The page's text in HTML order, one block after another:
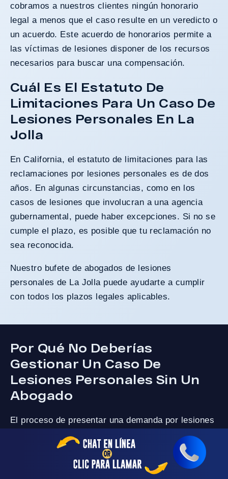
cobramos a nuestros clientes ningún honorario
legal a menos que el caso resulte en un veredicto o
un acuerdo. Este acuerdo de honorarios permite a
las víctimas de lesiones disponer de los recursos
necesarios para buscar una compensación.
Cuál Es El Estatuto De
Limitaciones Para Un Caso De
Lesiones Personales En La
Jolla
En California, el estatuto de limitaciones para las
reclamaciones por lesiones personales es de dos
años. En algunas circunstancias, como en los
casos de lesiones que involucran a una agencia
gubernamental, puede haber excepciones. Si no se
cumple el plazo, es posible que tu reclamación no
sea reconocida.
Nuestro bufete de abogados de lesiones
personales de La Jolla puede ayudarte a cumplir
con todos los plazos legales aplicables.
Por Qué No Deberías
Gestionar Un Caso De
Lesiones Personales Sin Un
Abogado
El proceso de presentar una demanda por lesiones
personales puede parecer sencillo, pero es
probable que te encuentres con muchos retos. Se
necesita un conocimiento profundo de las leyes
estatales y federales para gestionarlo por tu